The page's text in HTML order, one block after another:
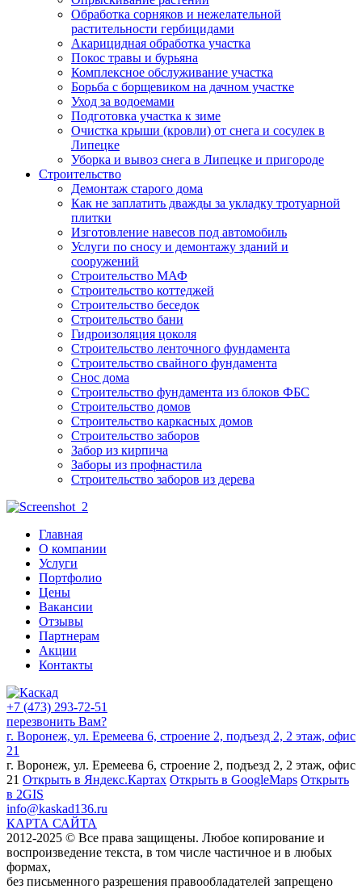
Обработка сорняков и нежелательной
растительности гербицидами
Акарицидная обработка участка
Покос травы и бурьяна
Комплексное обслуживание участка
Борьба с борщевиком на дачном участке
Уход за водоемами
Подготовка участка к зиме
Очистка крыши (кровли) от снега и сосулек в
Липецке
Уборка и вывоз снега в Липецке и пригороде
Строительство
Демонтаж старого дома
Как не заплатить дважды за укладку тротуарной
плитки
Изготовление навесов под автомобиль
Услуги по сносу и демонтажу зданий и
сооружений
Строительство МАФ
Строительство коттеджей
Строительство беседок
Строительство бани
Гидроизоляция цоколя
Строительство ленточного фундамента
Строительство свайного фундамента
Снос дома
Строительство фундамента из блоков ФБС
Строительство домов
Строительство каркасных домов
Строительство заборов
Забор из кирпича
Заборы из профнастила
Строительство заборов из дерева
Главная
О компании
Услуги
Портфолио
Цены
Вакансии
Отзывы
Партнерам
Акции
Контакты
+7 (473) 293-72-51
перезвонить Вам?
г. Воронеж, ул. Еремеева 6, строение 2, подъезд 2, 2 этаж, офис
21
г. Воронеж, ул. Еремеева 6, строение 2, подъезд 2, 2 этаж, офис
21 Открыть в Яндекс.Картах Открыть в GoogleMaps Открыть
в 2GIS
info@kaskad136.ru
КАРТА САЙТА
2012-2025 © Все права защищены. Любое копирование и
воспроизведение текста, в том числе частичное и в любых
формах,
без письменного разрешения правообладателей запрещено